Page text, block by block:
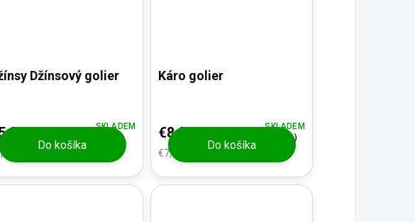
Džínsový golier
bez DPH
SKLADEM
Do košíka
Káro golier
€7,34 bez DPH
€8,88
SKLADEM
(1 KS)
Do košíka